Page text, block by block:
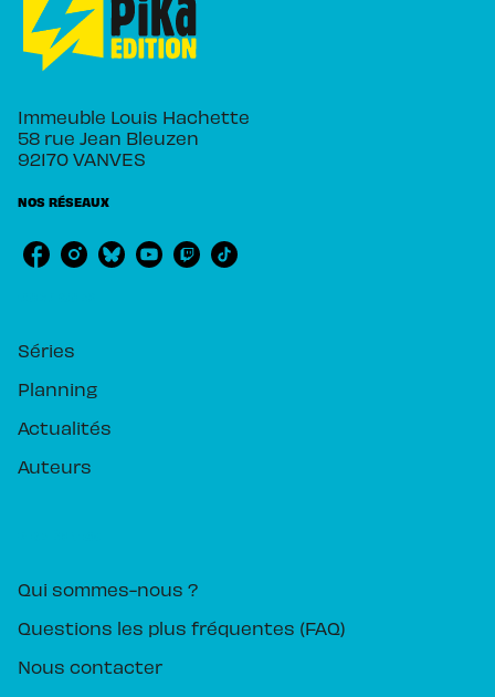
Immeuble Louis Hachette
58 rue Jean Bleuzen
92170 VANVES
NOS RÉSEAUX
Séries
Planning
Actualités
Auteurs
Qui sommes-nous ?
Questions les plus fréquentes (FAQ)
Nous contacter